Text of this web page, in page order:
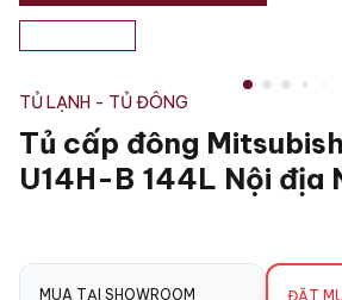
TỦ LẠNH - TỦ ĐÔNG
Tủ cấp đông
U14H-B 144L Nội địa
MUA TẠI SHOWROOM ĐẶT